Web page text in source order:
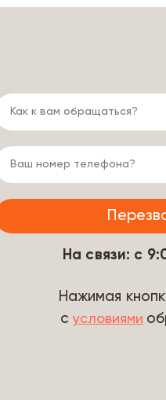
На связи: с
Нажимая
с условиями